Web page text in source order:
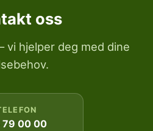
oss
vi hjelper deg med dine
79 00 00